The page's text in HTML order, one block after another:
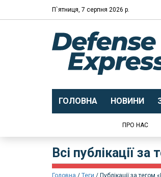
П`ятниця, 7 серпня 2026 р.
ГОЛОВНА НОВИНИ
ПРО НАС
Головна Теги Публікації за тегом
Всі публікації